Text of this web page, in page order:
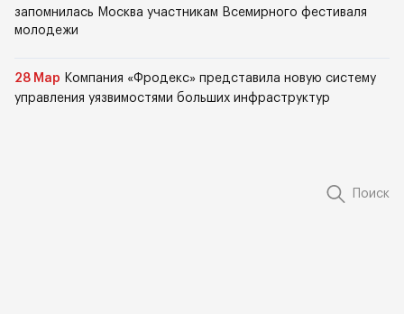
запомнилась Москва участникам Всемирного фестиваля
молодежи
28 Мар Компания «Фродекс» представила новую систему
управления уязвимостями больших инфраструктур
Поиск